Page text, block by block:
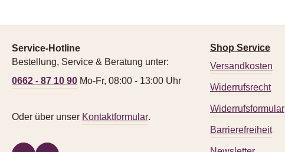
Service-Hotline
Bestellung, Service & Beratung unter:
0662 - 87 10 90 Mo-Fr, 08:00 - 13:00 Uhr
Oder über unser Kontaktformular.
Shop Service
Versandkosten
Widerrufsrecht
Widerrufsformular
Barrierefreiheit